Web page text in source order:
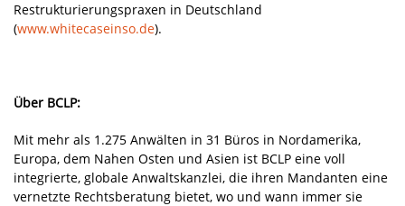
Restrukturierungspraxen in Deutschland
(www.whitecaseinso.de).
Über BCLP:
Mit mehr als 1.275 Anwälten in 31 Büros in Nordamerika,
Europa, dem Nahen Osten und Asien ist BCLP eine voll
integrierte, globale Anwaltskanzlei, die ihren Mandanten eine
vernetzte Rechtsberatung bietet, wo und wann immer sie